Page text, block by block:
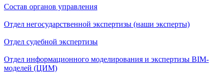
Состав органов управления
Отдел негосударственной экспертизы (наши эксперты)
Отдел судебной экспертизы
Отдел информационного моделирования и экспертизы BIM-
моделей (ЦИМ)